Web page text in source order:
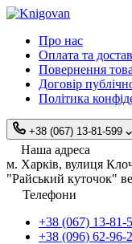
Про нас
Оплата та
Повернення
Договір
Політика
+38 (067) 13-81-599
Наша адреса
м. Харків, вулиця
"Райський куточок"
Телефони
+38 (067) 13-81-
+38 (096) 62-96-